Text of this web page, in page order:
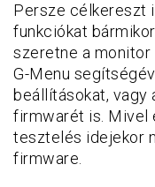
Persze célkereszt
funkciókat
szeretne a monitor
G-Menu
beállításokat,
firmwarét is. Mivel
tesztelés idejekor
firmware.